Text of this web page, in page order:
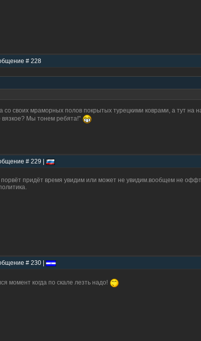
# 228
со своих мраморных полов покрытых турецкими коврами, а тут на
вязкое? Мы тонем ребята!"
# 229 |
порвёт придёт время увидим или может не увидим.вообщем не
# 230 |
момент когда по скале лезть надо!